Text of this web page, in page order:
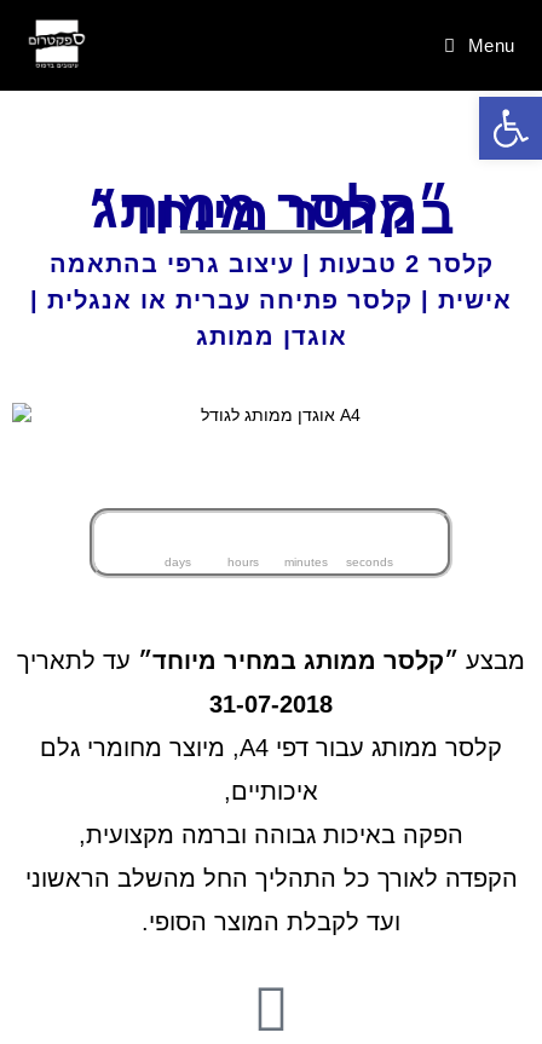
Menu
״קלסר ממותג
במחיר מיוחד״
קלסר 2 טבעות | עיצוב גרפי בהתאמה
אישית | קלסר פתיחה עברית או אנגלית |
אוגדן ממותג
days hours minutes seconds
מבצע ״קלסר ממותג במחיר מיוחד״ עד לתאריך
31-07-2018
קלסר ממותג עבור דפי A4, מיוצר מחומרי גלם
איכותיים,
הפקה באיכות גבוהה וברמה מקצועית,
הקפדה לאורך כל התהליך החל מהשלב הראשוני
ועד לקבלת המוצר הסופי.